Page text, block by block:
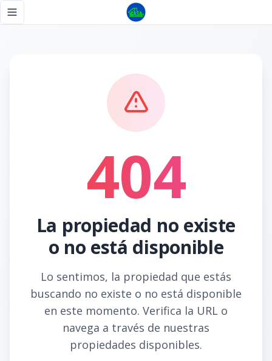
Toggle navigation menu
404
La propiedad no existe
o no está disponible
Lo sentimos, la propiedad que estás
buscando no existe o no está disponible
en este momento. Verifica la URL o
navega a través de nuestras
propiedades disponibles.
Página no encontrada - Tu Casa RD